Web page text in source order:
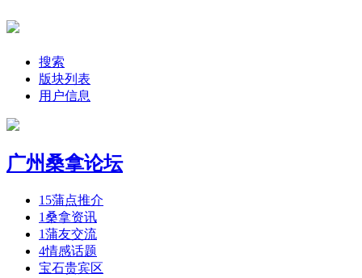
搜索
版块列表
用户信息
广州桑拿论坛
15蒲点推介
1桑拿资讯
1蒲友交流
4情感话题
宝石贵宾区